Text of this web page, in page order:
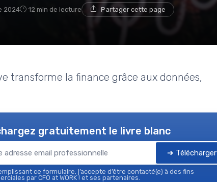
2024 12 min de lecture Partager cette page
transforme la finance grâce aux données,
gratuitement le livre blanc
➔ Télécharger
ce formulaire, j’accepte d’être contacté(e) à des fins
par CFO at WORK ! et ses partenaires.